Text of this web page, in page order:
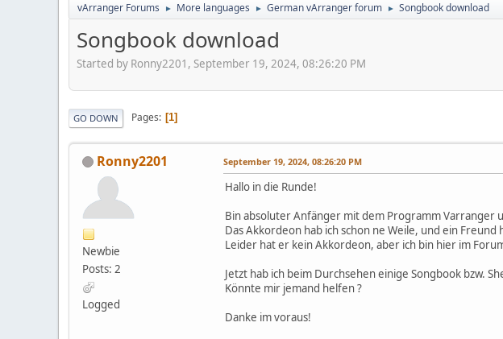
vArranger Forums ► More languages ► German vArranger forum ► Songbook download
Songbook download
Started by Ronny2201, September 19, 2024, 08:26:20 PM
GO DOWN Pages 1
Ronny2201
Newbie
Posts: 2
Logged
September 19, 2024, 08:26:20 PM
Hallo in die Runde!
Bin absoluter Anfänger mit dem Programm Varranger
Das Akkordeon hab ich schon ne Weile, und ein
Leider hat er kein Akkordeon, aber ich bin hier im
Jetzt hab ich beim Durchsehen einige Songbook bzw.
Könnte mir jemand helfen ?
Danke im voraus!